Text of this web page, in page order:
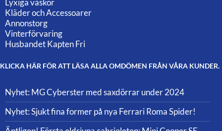
Lyxiga väskor
Kläder och Accessoarer
Annonstorg
Vinterförvaring
Husbandet Kapten Fri
KLICKA HÄR FÖR ATT LÄSA ALLA OMDÖMEN FRÅN VÅRA KUNDER.
Nyhet: MG Cyberster med saxdörrar under 2024
Nyhet: Sjukt fina former på nya Ferrari Roma Spider!